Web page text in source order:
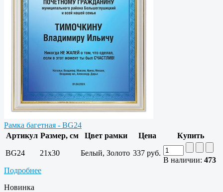
Рамка багетная - BG24
Артикул Размер, см Цвет рамки Цена Купить
BG24 21x30 Белый, Золото 337 руб.
В наличии: 473
Подробнее
Новинка